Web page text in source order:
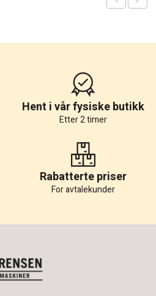
Hent i vår fysiske butikk
Etter 2 timer
Rabatterte priser
For avtalekunder